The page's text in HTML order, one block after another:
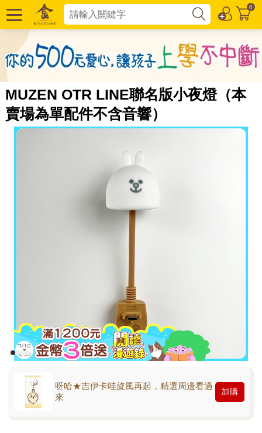
0
MUZEN OTR LINE聯名版小夜燈（本
賣場為單配件不含音響）
呀哈★吉伊卡哇旋風再起，精選周邊看過
來
加購